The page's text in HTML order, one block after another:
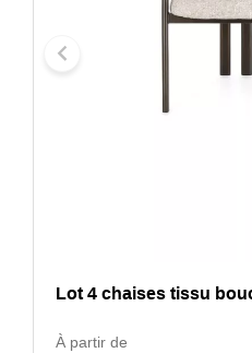
Lot 4 chaises tissu
À partir de